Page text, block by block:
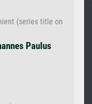
(series title on
Paulus